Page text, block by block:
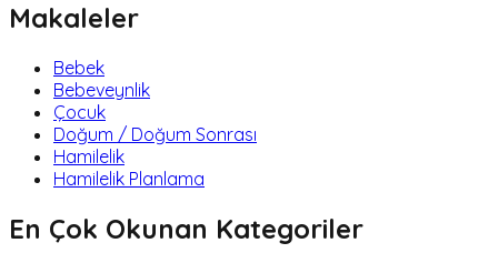
Makaleler
Bebek
Bebeveynlik
Çocuk
Doğum / Doğum Sonrası
Hamilelik
Hamilelik Planlama
En Çok Okunan Kategoriler